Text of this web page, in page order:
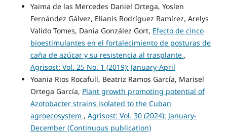
Yaima de las Mercedes Daniel Ortega, Yoslen
Fernández Gálvez, Elianis Rodríguez Ramírez, Arelys
Valido Tomes, Dania González Gort, Efecto de cinco
bioestimulantes en el fortalecimiento de posturas de
caña de azúcar y su resistencia al trasplante ,
Agrisost: Vol. 25 No. 1 (2019): January-April
Yoania Rios Rocafull, Beatriz Ramos García, Marisel
Ortega García, Plant growth promoting potential of
Azotobacter strains isolated to the Cuban
agroecosystem , Agrisost: Vol. 30 (2024): January-
December (Continuous publication)